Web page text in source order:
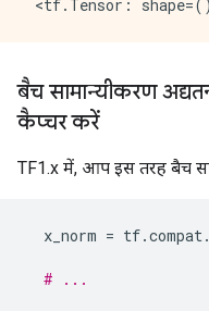
[ 2.062847  ,
बैच सामान्यीकरण
कैप्चर करें
TF1.x में, आप इस तरह बैच
x_norm = tf.compat.
# ...